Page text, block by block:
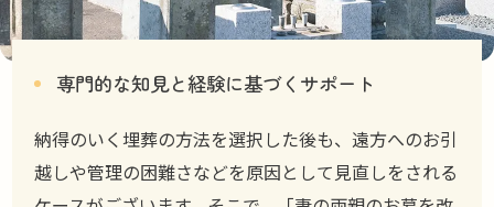
専門的な知見と経験に基づくサポート
納得のいく埋葬の方法を選択した後も、遠方へのお引
越しや管理の困難さなどを原因として見直しをされる